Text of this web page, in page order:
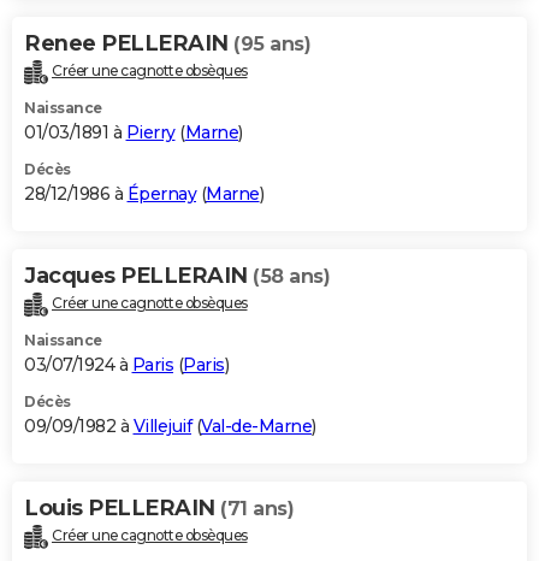
Renee PELLERAIN (95 ans)
Créer une cagnotte obsèques
Naissance
01/03/1891 à Pierry(Marne)
Décès
28/12/1986 à Épernay(Marne)
Jacques PELLERAIN (58 ans)
Créer une cagnotte obsèques
Naissance
03/07/1924 à Paris (Paris)
Décès
09/09/1982 à Villejuif(Val-de-Marne)
Louis PELLERAIN (71 ans)
Créer une cagnotte obsèques